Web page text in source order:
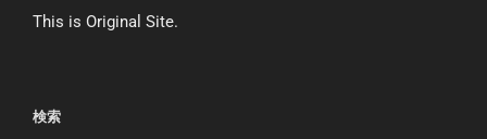
This is Original Site.
検索